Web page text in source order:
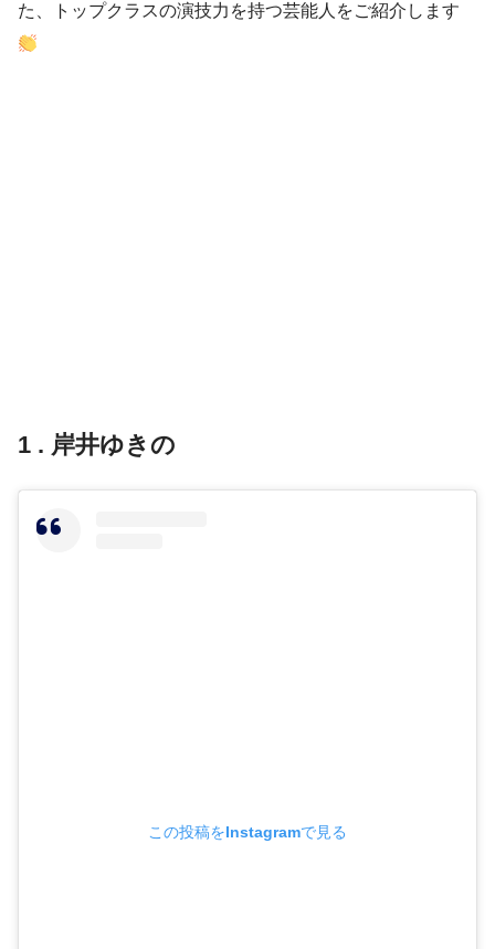
た、トップクラスの演技力を持つ芸能人をご紹介します
1 . 岸井ゆきの
この投稿をInstagramで見る